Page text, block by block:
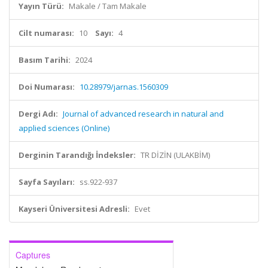
Yayın Türü: Makale / Tam Makale
Cilt numarası: 10 Sayı: 4
Basım Tarihi: 2024
Doi Numarası: 10.28979/jarnas.1560309
Dergi Adı: Journal of advanced research in natural and
applied sciences (Online)
Derginin Tarandığı İndeksler: TR DİZİN (ULAKBİM)
Sayfa Sayıları: ss.922-937
Kayseri Üniversitesi Adresli: Evet
Captures